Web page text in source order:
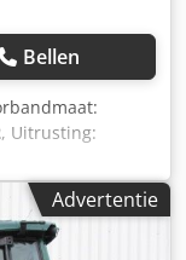
Bellen
, Uitrusting:
met
/ Dkedpfot
Advertentie